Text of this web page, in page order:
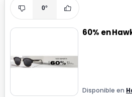
0°
60% en
Disponible en